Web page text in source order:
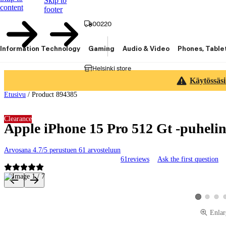
content
footer
00220
Helsinki store
Information Technology Gaming Audio & Video Phones,
Etusivu / Product 894385
Apple iPhone 15 Pro 512 Gt -
Arvosana 4.7/5 perustuen 61 arvosteluun
61reviews Ask the first question
Clearance
Product images and videos
ViewView View